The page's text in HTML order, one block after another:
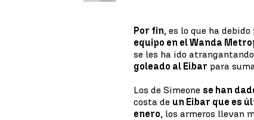
Por fin, es lo que ha
equipo en el Wanda
se les ha ido
goleado al Eibar para
Los de Simeonese han
costa de un Eibar que es
enero, los armeros llevan